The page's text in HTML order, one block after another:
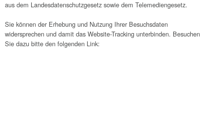
aus dem Landesdatenschutzgesetz sowie dem Telemediengesetz.
Sie können der Erhebung und Nutzung Ihrer Besuchsdaten
widersprechen und damit das Website-Tracking unterbinden. Besuchen
Sie dazu bitte den folgenden Link: